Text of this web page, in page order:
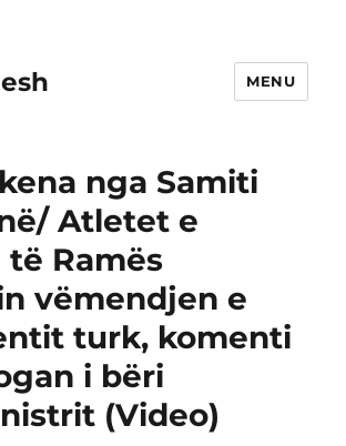
MENU
nga Samiti
Atletet e
të Ramës
vëmendjen e
turk, komenti
i bëri
(Video)